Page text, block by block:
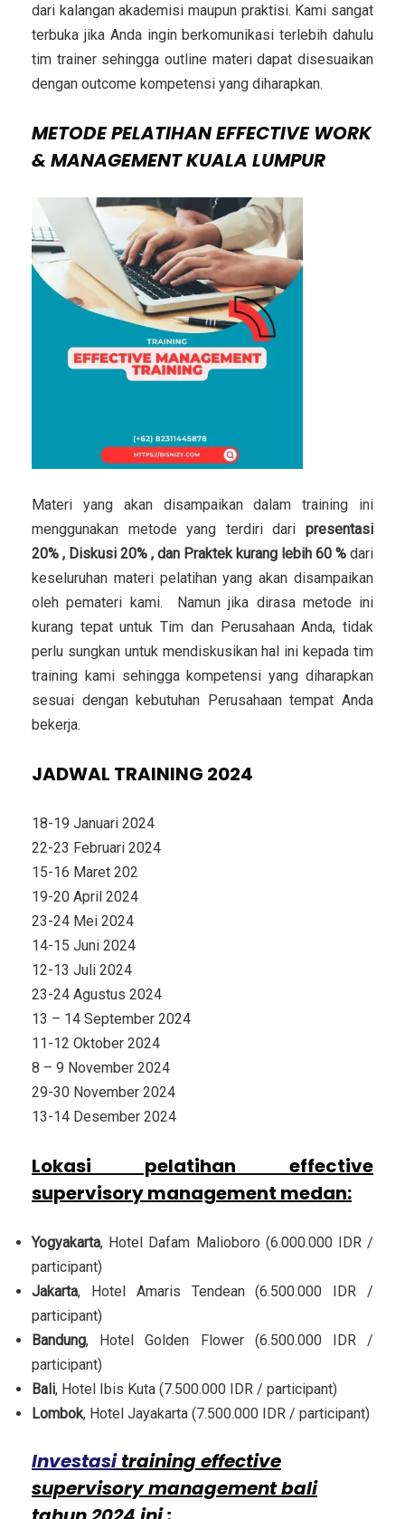
dari kalangan akademisi maupun praktisi. Kami sangat
terbuka jika Anda ingin berkomunikasi terlebih dahulu
tim trainer sehingga outline materi dapat disesuaikan
dengan outcome kompetensi yang diharapkan.
METODEPELATIHAN EFFECTIVE WORK
& MANAGEMENT KUALA LUMPUR
Materi yang akan disampaikan dalam training ini
menggunakan metode yang terdiri dari presentasi
20% , Diskusi 20% , dan Praktek kurang lebih 60 % dari
keseluruhan materi pelatihan yang akan disampaikan
oleh pemateri kami. Namun jika dirasa metode ini
kurang tepat untuk Tim dan Perusahaan Anda, tidak
perlu sungkan untuk mendiskusikan hal ini kepada tim
training kami sehingga kompetensi yang diharapkan
sesuai dengan kebutuhan Perusahaan tempat Anda
bekerja.
JADWAL TRAINING 2024
18-19 Januari 2024
22-23 Februari 2024
15-16 Maret 202
19-20 April 2024
23-24 Mei 2024
14-15 Juni 2024
12-13 Juli 2024
23-24 Agustus 2024
13 – 14 September 2024
11-12 Oktober 2024
8 – 9 November 2024
29-30 November 2024
13-14 Desember 2024
Lokasi pelatihan effective
supervisory management medan:
Yogyakarta, Hotel Dafam Malioboro (6.000.000 IDR /
participant)
Jakarta, Hotel Amaris Tendean (6.500.000 IDR /
participant)
Bandung, Hotel Golden Flower (6.500.000 IDR /
participant)
Bali, Hotel Ibis Kuta (7.500.000 IDR / participant)
Lombok, Hotel Jayakarta (7.500.000 IDR / participant)
Investasitraining effective
supervisory management bali